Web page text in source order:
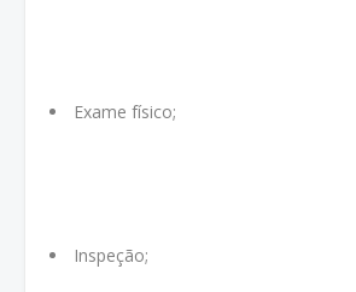
Exame físico;
Inspeção;